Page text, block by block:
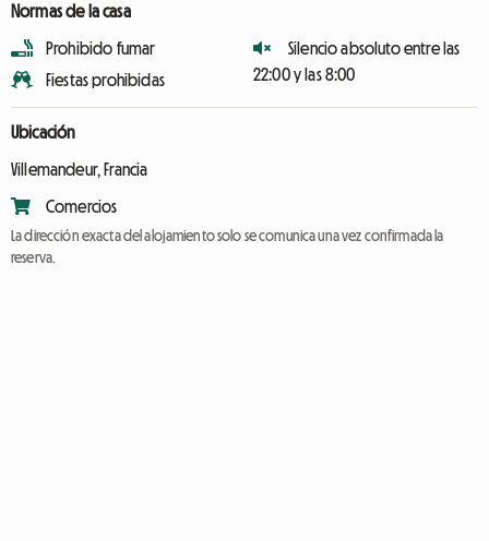
Normas de la casa
Prohibido fumar
Fiestas prohibidas
Silencio absoluto entre las
22:00 y las 8:00
Ubicación
Villemandeur, Francia
Comercios
La dirección exacta del alojamiento solo se comunica una vez confirmada la
reserva.